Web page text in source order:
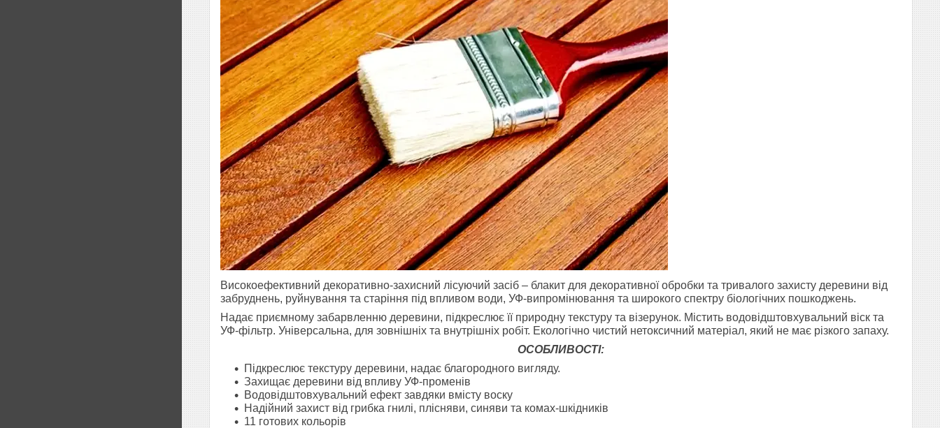
Високоефективний декоративно-захисний лісуючий засіб – блакит для декоративної обробки та тривалого захисту деревини від
забруднень, руйнування та старіння під впливом води, УФ-випромінювання та широкого спектру біологічних пошкоджень.
Надає приємному забарвленню деревини, підкреслює її природну текстуру та візерунок. Містить водовідштовхувальний віск та
УФ-фільтр. Універсальна, для зовнішніх та внутрішніх робіт. Екологічно чистий нетоксичний матеріал, який не має різкого запаху.
ОСОБЛИВОСТІ:
Підкреслює текстуру деревини, надає благородного вигляду.
Захищає деревини від впливу УФ-променів
Водовідштовхувальний ефект завдяки вмісту воску
Надійний захист від грибка гнилі, плісняви, синяви та комах-шкідників
11 готових кольорів